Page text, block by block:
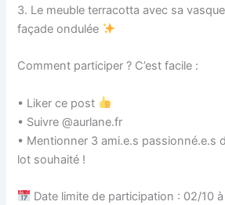
3. Le meuble terracotta avec sa
façade ondulée
Comment participer ? C’est facile :
• Liker ce post
• Suivre @aurlane.fr
• Mentionner 3 ami.e.s passionné.e.s
lot souhaité !
Date limite de participation : 02/10